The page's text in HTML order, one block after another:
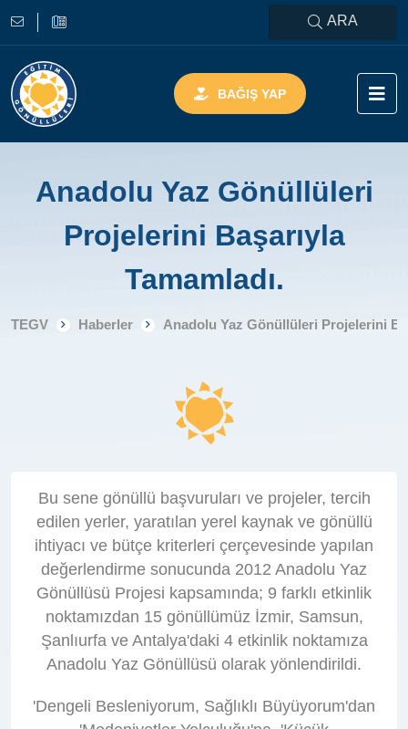
ARA
BAĞIŞ YAP
Anadolu Yaz Gönüllüleri
Projelerini Başarıyla
Tamamladı.
TEGV Haberler Anadolu Yaz Gönüllüleri Projelerini
Bu sene gönüllü başvuruları ve projeler, tercih
edilen yerler, yaratılan yerel kaynak ve gönüllü
ihtiyacı ve bütçe kriterleri çerçevesinde yapılan
değerlendirme sonucunda 2012 Anadolu Yaz
Gönüllüsü Projesi kapsamında; 9 farklı etkinlik
noktamızdan 15 gönüllümüz İzmir, Samsun,
Şanlıurfa ve Antalya'daki 4 etkinlik noktamıza
Anadolu Yaz Gönüllüsü olarak yönlendirildi.
'Dengeli Besleniyorum, Sağlıklı Büyüyorum'dan